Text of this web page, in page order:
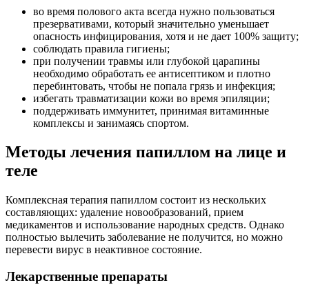
во время полового акта всегда нужно пользоваться
презервативами, который значительно уменьшает
опасность инфицирования, хотя и не дает 100% защиту;
соблюдать правила гигиены;
при получении травмы или глубокой царапины
необходимо обработать ее антисептиком и плотно
перебинтовать, чтобы не попала грязь и инфекция;
избегать травматизации кожи во время эпиляции;
поддерживать иммунитет, принимая витаминные
комплексы и занимаясь спортом.
Методы лечения папиллом на лице и
теле
Комплексная терапия папиллом состоит из нескольких
составляющих: удаление новообразований, прием
медикаментов и использование народных средств. Однако
полностью вылечить заболевание не получится, но можно
перевести вирус в неактивное состояние.
Лекарственные препараты